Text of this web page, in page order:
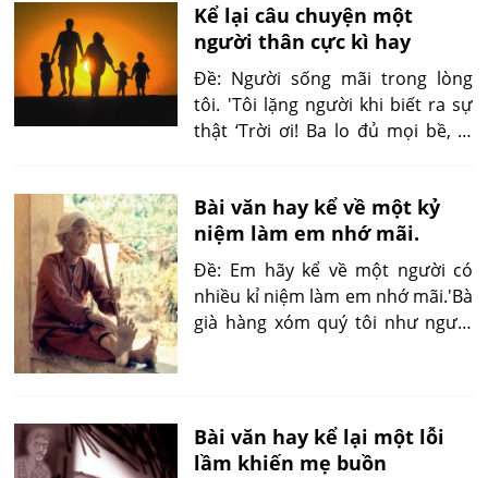
về. Nước mắt bà trào ra....
Kể lại câu chuyện một
người thân cực kì hay
Đề: Người sống mãi trong lòng
tôi. 'Tôi lặng người khi biết ra sự
thật ‘Trời ơi! Ba lo đủ mọi bề, lo
ba thì sao...'
Bài văn hay kể về một kỷ
niệm làm em nhớ mãi.
Đề: Em hãy kể về một người có
nhiều kỉ niệm làm em nhớ mãi.'Bà
già hàng xóm quý tôi như người
Bài văn hay kể lại một lỗi
lầm khiến mẹ buồn